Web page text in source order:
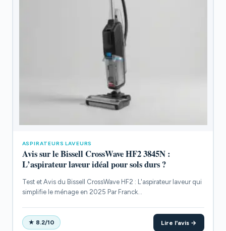
ASPIRATEURS LAVEURS
Avis sur le Bissell CrossWave HF2 3845N :
L’aspirateur laveur idéal pour sols durs ?
Test et Avis du Bissell CrossWave HF2 : L'aspirateur laveur qui
simplifie le ménage en 2025 Par Franck...
★ 8.2/10 Lire l'avis →